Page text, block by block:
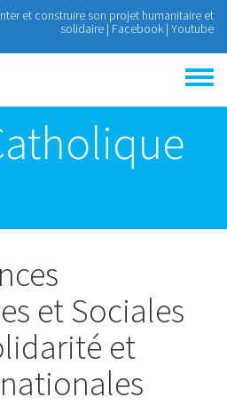
et construire son projet humanitaire et
solidaire | Facebook | Youtube
Toggle
menu
et Sociales
et